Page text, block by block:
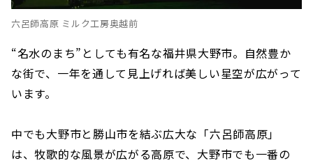
六呂師高原 ミルク工房奥越前
“名水のまち”としても有名な福井県大野市。自然豊か
な街で、一年を通して見上げれば美しい星空が広がって
います。
中でも大野市と勝山市を結ぶ広大な「六呂師高原」
は、牧歌的な風景が広がる高原で、大野市でも一番の